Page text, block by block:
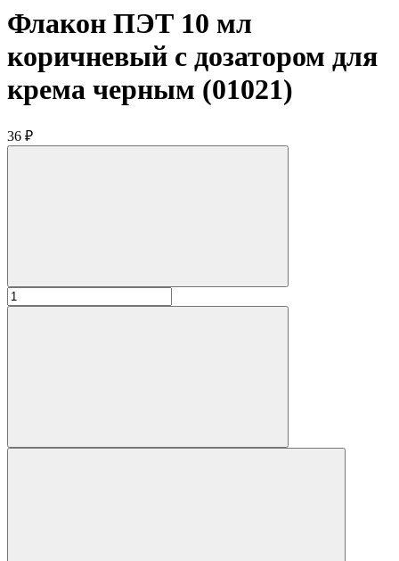
Флакон ПЭТ 10 мл
коричневый с дозатором для
крема черным (01021)
36 ₽